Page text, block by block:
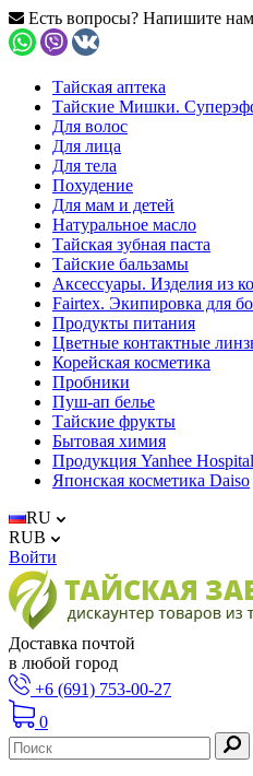
Есть вопросы? Напишите нам
Тайская аптека
Тайские Мишки.
Для волос
Для лица
Для тела
Похудение
Для мам и детей
Натуральное масло
Тайская зубная паста
Тайские бальзамы
Аксессуары. Изделия из
Fairtex. Экипировка для
Продукты питания
Цветные контактные
Корейская косметика
Пробники
Пуш-ап белье
Тайские фрукты
Бытовая химия
Продукция Yanhee Hospital
Японская косметика Daiso
RU
RUB
Войти
Доставка почтой
в любой город
+6 (691) 753-00-27
0